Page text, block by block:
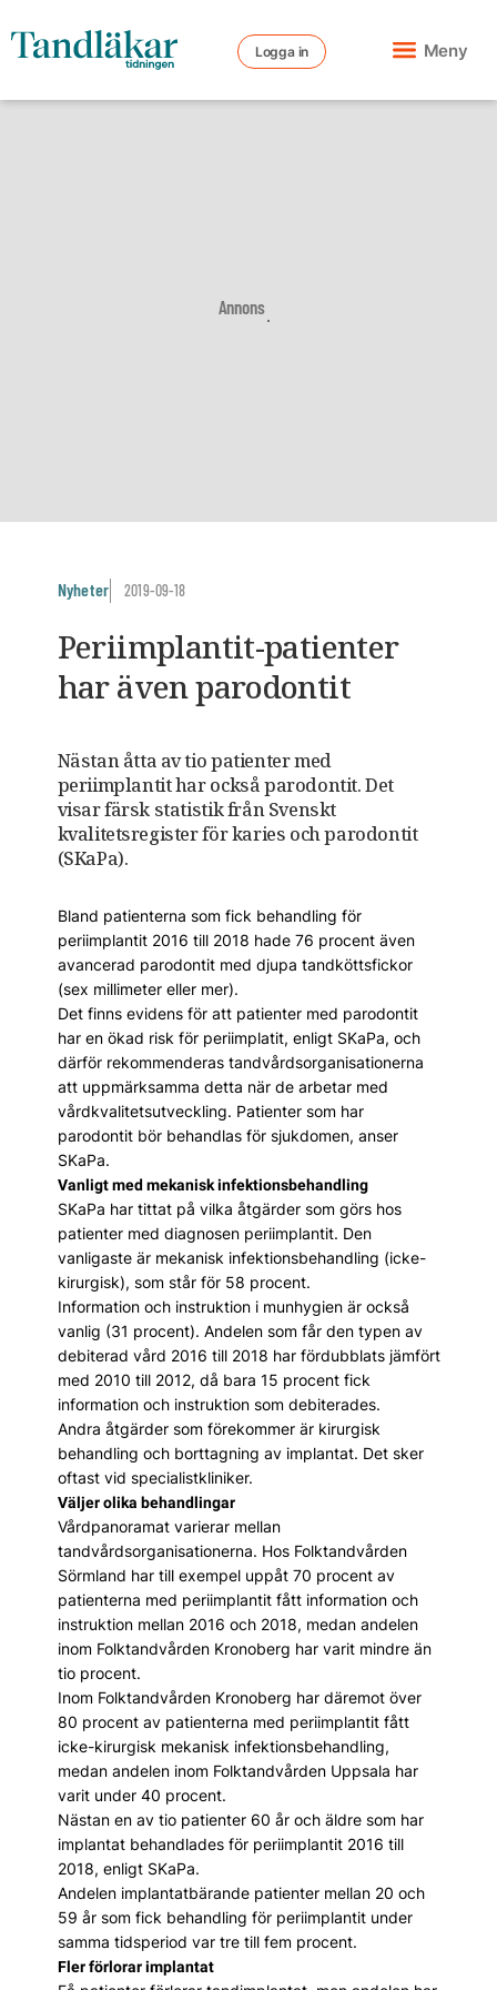
Logga in Meny
Annons
Nyheter 2019-09-18
Periimplantit-patienter
har även parodontit
Nästan åtta av tio patienter med
periimplantit har också parodontit. Det
visar färsk statistik från Svenskt
kvalitetsregister för karies och parodontit
(SKaPa).
Bland patienterna som fick behandling för
periimplantit 2016 till 2018 hade 76 procent även
avancerad parodontit med djupa tandköttsfickor
(sex millimeter eller mer).
Det finns evidens för att patienter med parodontit
har en ökad risk för periimplatit, enligt SKaPa, och
därför rekommenderas tandvårdsorganisationerna
att uppmärksamma detta när de arbetar med
vårdkvalitetsutveckling. Patienter som har
parodontit bör behandlas för sjukdomen, anser
SKaPa.
Vanligt med mekanisk infektionsbehandling
SKaPa har tittat på vilka åtgärder som görs hos
patienter med diagnosen periimplantit. Den
vanligaste är mekanisk infektionsbehandling (icke-
kirurgisk), som står för 58 procent.
Information och instruktion i munhygien är också
vanlig (31 procent). Andelen som får den typen av
debiterad vård 2016 till 2018 har fördubblats jämfört
med 2010 till 2012, då bara 15 procent fick
information och instruktion som debiterades.
Andra åtgärder som förekommer är kirurgisk
behandling och borttagning av implantat. Det sker
oftast vid specialistkliniker.
Väljer olika behandlingar
Vårdpanoramat varierar mellan
tandvårdsorganisationerna. Hos Folktandvården
Sörmland har till exempel uppåt 70 procent av
patienterna med periimplantit fått information och
instruktion mellan 2016 och 2018, medan andelen
inom Folktandvården Kronoberg har varit mindre än
tio procent.
Inom Folktandvården Kronoberg har däremot över
80 procent av patienterna med periimplantit fått
icke-kirurgisk mekanisk infektionsbehandling,
medan andelen inom Folktandvården Uppsala har
varit under 40 procent.
Nästan en av tio patienter 60 år och äldre som har
implantat behandlades för periimplantit 2016 till
2018, enligt SKaPa.
Andelen implantatbärande patienter mellan 20 och
59 år som fick behandling för periimplantit under
samma tidsperiod var tre till fem procent.
Fler förlorar implantat